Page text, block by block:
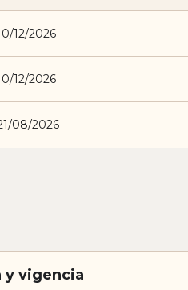
12/2026
12/2026
08/2026
y vigencia